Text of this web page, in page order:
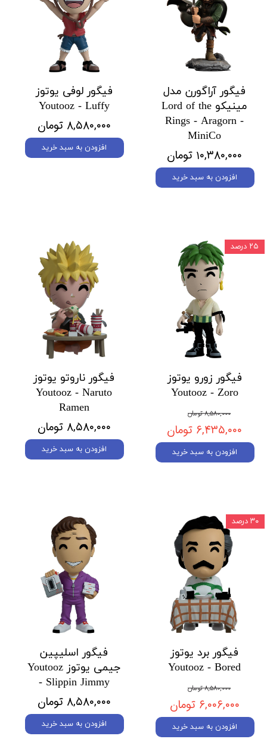
فیگور آراگورن مدل
مینیکو Lord of the
Rings - Aragorn -
MiniCo
۱۰,۳۸۰,۰۰۰ تومان
افزودن به سبد خرید
فیگور لوفی یوتوز
Youtooz - Luffy
۸,۵۸۰,۰۰۰ تومان
افزودن به سبد خرید
فیگور زورو یوتوز
Youtooz - Zoro
۸,۵۸۰,۰۰۰ تومان
۶,۴۳۵,۰۰۰ تومان
افزودن به سبد خرید
۲۵ درصد
فیگور ناروتو یوتوز
Youtooz - Naruto
Ramen
۸,۵۸۰,۰۰۰ تومان
افزودن به سبد خرید
فیگور برد یوتوز
Youtooz - Bored
۸,۵۸۰,۰۰۰ تومان
۶,۰۰۶,۰۰۰ تومان
افزودن به سبد خرید
۳۰ درصد
فیگور اسلیپین
جیمی یوتوز Youtooz
- Slippin Jimmy
۸,۵۸۰,۰۰۰ تومان
افزودن به سبد خرید